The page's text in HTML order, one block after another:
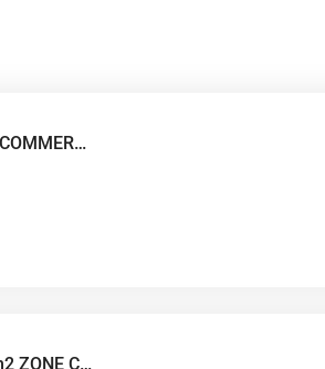
ZONE TERRE DE SPORT 68m2 LOCAL COMMERCIAL
CELLULE COMMERCIALE LOUEE 276m2 ZONE COMMERCIALE MENDES FRANCE CHAURAY NIORT